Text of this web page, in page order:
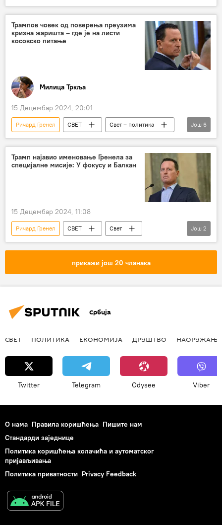
Русија
Русија – политика
Кијевско-печерска лавра
Косово и Метохија (КиМ)
Грузија
Трампов човек од поверења преузима
кризна жаришта – где је на листи
косовско питање
Милица Тркља
15 Децембар 2024, 20:01
Ричард Гренел СВЕТ
Свет – политика
САД
Доналд Трамп
Аљбин Курти
Небојша Малић
Александар Лукић
Косово и Метохија (КиМ)
Још 6
Трамп најавио именовање Гренела за
специјалне мисије: У фокусу и Балкан
15 Децембар 2024, 11:08
Ричард Гренел СВЕТ
Свет
Свет – политика
Политика
Још 2
прикажи још 20 чланака
Србија
СВЕТ ПОЛИТИКА ЕКОНОМИЈА ДРУШТВО НАОРУЖАЊЕ
Twitter Telegram Odysee Viber
О нама Правила коришћења Пишите нам
Стандарди заједнице
Политика коришћења колачића и аутоматског
пријављивања
Политика приватности Privacy Feedback